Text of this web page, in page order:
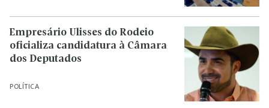
POLÍTICA
Empresário Ulisses do Rodeio
oficializa candidatura à Câmara
dos Deputados